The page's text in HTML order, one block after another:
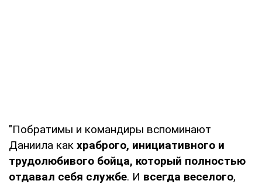
"Побратимы и командиры вспоминают
Даниила как храброго, инициативного и
трудолюбивого бойца, который полностью
отдавал себя службе. И всегда веселого,